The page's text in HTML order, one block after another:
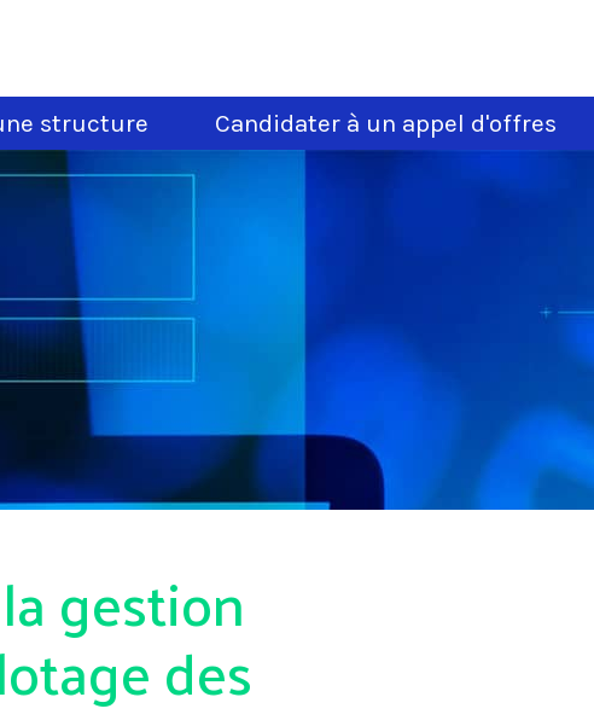
structure Candidater à un appel d'offres
gestion
des